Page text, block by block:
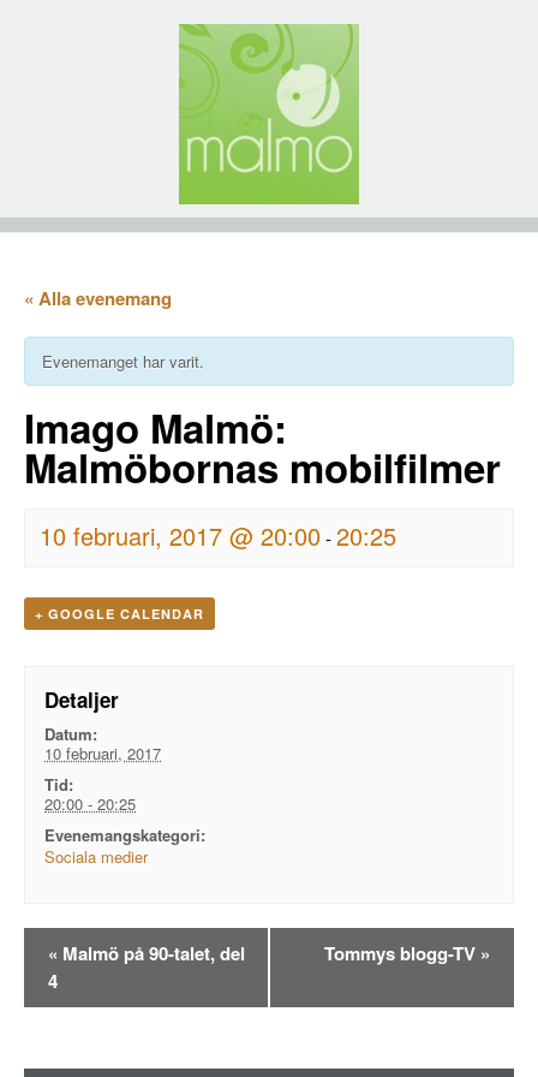
« Alla evenemang
Evenemanget har varit.
Imago Malmö:
Malmöbornas mobilfilmer
10 februari, 2017 @ 20:00-20:25
+ GOOGLE CALENDAR
Detaljer
Datum:
10 februari, 2017
Tid:
20:00 - 20:25
Evenemangskategori:
Sociala medier
Evenemangsnavigation
« Malmö på 90-talet, del
4
Tommys blogg-TV »